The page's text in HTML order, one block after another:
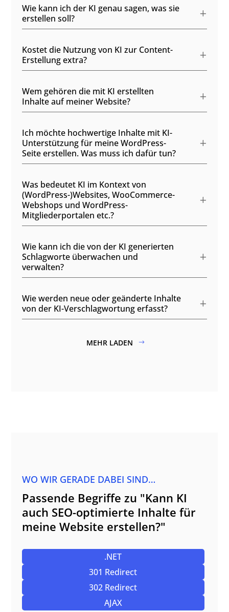
Wie kann ich der KI genau sagen, was sie
erstellen soll?
Kostet die Nutzung von KI zur Content-
Erstellung extra?
Wem gehören die mit KI erstellten
Inhalte auf meiner Website?
Ich möchte hochwertige Inhalte mit KI-
Unterstützung für meine WordPress-
Seite erstellen. Was muss ich dafür tun?
Was bedeutet KI im Kontext von
(WordPress-)Websites, WooCommerce-
Webshops und WordPress-
Mitgliederportalen etc.?
Wie kann ich die von der KI generierten
Schlagworte überwachen und
verwalten?
Wie werden neue oder geänderte Inhalte
von der KI-Verschlagwortung erfasst?
MEHR LADEN
WO WIR GERADE DABEI SIND…
Passende Begriffe zu "Kann KI
auch SEO-optimierte Inhalte für
meine Website erstellen?"
.NET
301 Redirect
302 Redirect
AJAX